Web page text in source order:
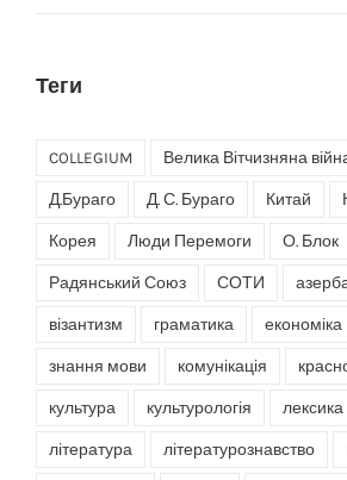
Теги
COLLEGIUM Велика Вітчизняна
Д.Бураго Д. С. Бураго Китай
Корея Люди Перемоги О. Блок
Радянський Союз СОТИ
візантизм граматика економіка
знання мови комунікація
культура культурологія лексика
література літературознавство